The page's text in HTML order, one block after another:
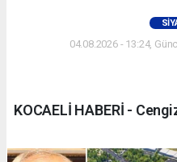
04.08.2026 - 13:24,
KOCAELİ HABERİ -